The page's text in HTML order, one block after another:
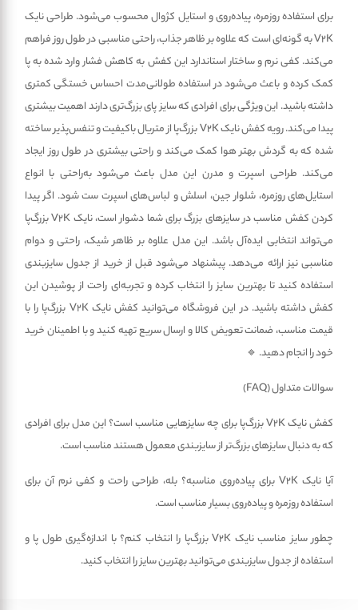
برای استفاده روزمره، پیاده‌روی و استایل کژوال محسوب می‌شود. طراحی نایک
V2K به گونه‌ای است که علاوه بر ظاهر جذاب، راحتی مناسبی در طول روز فراهم
می‌کند. کفی نرم و ساختار استاندارد این کفش به کاهش فشار وارد شده به پا
کمک کرده و باعث می‌شود در استفاده طولانی‌مدت احساس خستگی کمتری
داشته باشید. این ویژگی برای افرادی که سایز پای بزرگ‌تری دارند اهمیت بیشتری
پیدا می‌کند. رویه کفش نایک V2K بزرگ‌پا از متریال باکیفیت و تنفس‌پذیر ساخته
شده که به گردش بهتر هوا کمک می‌کند و راحتی بیشتری در طول روز ایجاد
می‌کند. طراحی اسپرت و مدرن این مدل باعث می‌شود به‌راحتی با انواع
استایل‌های روزمره، شلوار جین، اسلش و لباس‌های اسپرت ست شود. اگر پیدا
کردن کفش مناسب در سایزهای بزرگ برای شما دشوار است، نایک V2K بزرگ‌پا
می‌تواند انتخابی ایده‌آل باشد. این مدل علاوه بر ظاهر شیک، راحتی و دوام
مناسبی نیز ارائه می‌دهد. پیشنهاد می‌شود قبل از خرید از جدول سایزبندی
استفاده کنید تا بهترین سایز را انتخاب کرده و تجربه‌ای راحت از پوشیدن این
کفش داشته باشید. در این فروشگاه می‌توانید کفش نایک V2K بزرگ‌پا را با
قیمت مناسب، ضمانت تعویض کالا و ارسال سریع تهیه کنید و با اطمینان خرید
خود را انجام دهید. 🔹
سوالات متداول (FAQ)
کفش نایک V2K بزرگ‌پا برای چه سایزهایی مناسب است؟ این مدل برای افرادی
که به دنبال سایزهای بزرگ‌تر از سایزبندی معمول هستند مناسب است.
آیا نایک V2K برای پیاده‌روی مناسبه؟ بله، طراحی راحت و کفی نرم آن برای
استفاده روزمره و پیاده‌روی بسیار مناسب است.
چطور سایز مناسب نایک V2K بزرگ‌پا را انتخاب کنم؟ با اندازه‌گیری طول پا و
استفاده از جدول سایزبندی می‌توانید بهترین سایز را انتخاب کنید.